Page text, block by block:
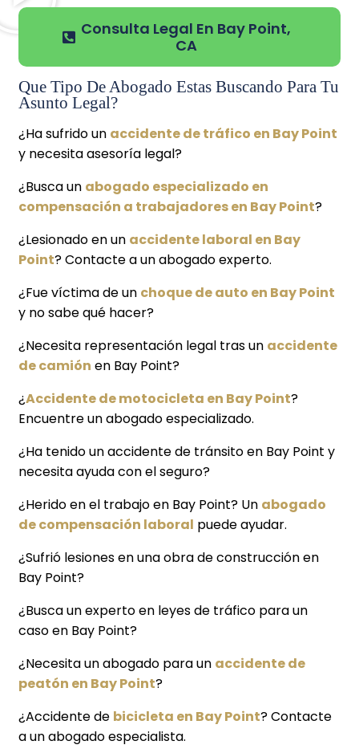
Consulta Legal En Bay Point,
CA
Que Tipo De Abogado Estas Buscando Para Tu
Asunto Legal?
¿Ha sufrido un accidente de tráfico en Bay Point
y necesita asesoría legal?
¿Busca un abogado especializado en
compensación a trabajadores en Bay Point?
¿Lesionado en un accidente laboral en Bay
Point? Contacte a un abogado experto.
¿Fue víctima de un choque de auto en Bay Point
y no sabe qué hacer?
¿Necesita representación legal tras un accidente
de camión en Bay Point?
¿Accidente de motocicleta en Bay Point?
Encuentre un abogado especializado.
¿Ha tenido un accidente de tránsito en Bay Point y
necesita ayuda con el seguro?
¿Herido en el trabajo en Bay Point? Un abogado
de compensación laboral puede ayudar.
¿Sufrió lesiones en una obra de construcción en
Bay Point?
¿Busca un experto en leyes de tráfico para un
caso en Bay Point?
¿Necesita un abogado para un accidente de
peatón en Bay Point?
¿Accidente de bicicleta en Bay Point? Contacte
a un abogado especialista.